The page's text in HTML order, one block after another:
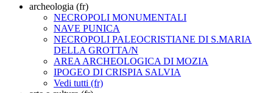
archeologia (fr)
NECROPOLI MONUMENTALI
NAVE PUNICA
NECROPOLI PALEOCRISTIANE DI S.MARIA
DELLA GROTTA/N
AREA ARCHEOLOGICA DI MOZIA
IPOGEO DI CRISPIA SALVIA
Vedi tutti (fr)